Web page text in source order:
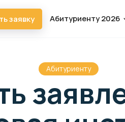
заявку Абитуриенту 2026
Абитуриенту